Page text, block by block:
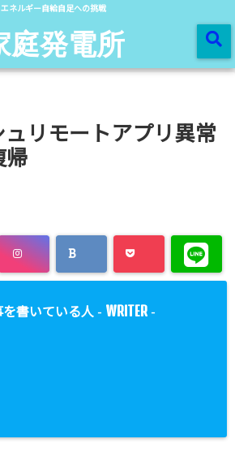
エネルギー自給自足への挑戦
庭発電所
ュリモートアプリ異常
帰
を書いている人 - WRITER -